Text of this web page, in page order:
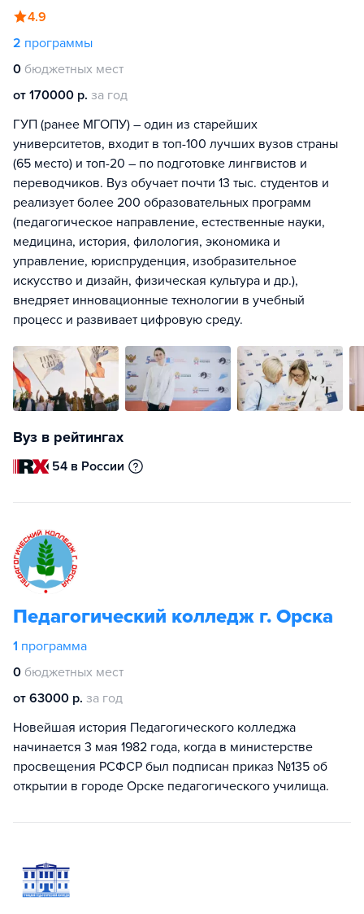
4.9
2 программы
0 бюджетных мест
от 170000 р. за год
ГУП (ранее МГОПУ) – один из старейших
университетов, входит в топ-100 лучших вузов страны
(65 место) и топ-20 – по подготовке лингвистов и
переводчиков. Вуз обучает почти 13 тыс. студентов и
реализует более 200 образовательных программ
(педагогическое направление, естественные науки,
медицина, история, филология, экономика и
управление, юриспруденция, изобразительное
искусство и дизайн, физическая культура и др.),
внедряет инновационные технологии в учебный
процесс и развивает цифровую среду.
Вуз в рейтингах
54 в России
Педагогический колледж г. Орска
1 программа
0 бюджетных мест
от 63000 р. за год
Новейшая история Педагогического колледжа
начинается 3 мая 1982 года, когда в министерстве
просвещения РСФСР был подписан приказ №135 об
открытии в городе Орске педагогического училища.